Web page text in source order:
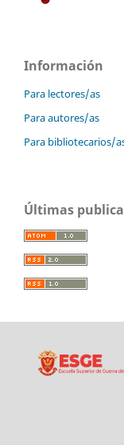
Información
Para lectores/as
Para autores/as
Para bibliotecarios/
Últimas